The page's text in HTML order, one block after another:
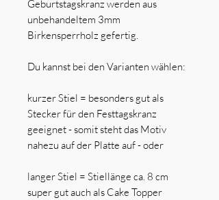
Geburtstagskranz werden aus
unbehandeltem 3mm
Birkensperrholz gefertig.
Du kannst bei den Varianten wählen:
kurzer Stiel = besonders gut als
Stecker für den Festtagskranz
geeignet - somit steht das Motiv
nahezu auf der Platte auf - oder
langer Stiel = Stiellänge ca. 8 cm
super gut auch als Cake Topper